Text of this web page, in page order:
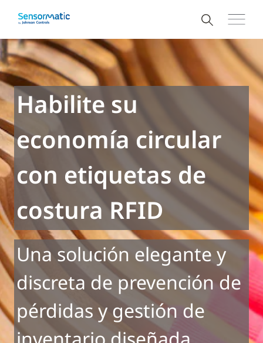
Habilite su
economía circular
con etiquetas de
costura RFID
Una solución elegante y
discreta de prevención de
pérdidas y gestión de